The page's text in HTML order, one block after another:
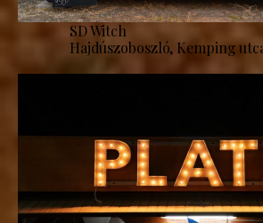
SD Witch
Hajdúszoboszló, Kemping